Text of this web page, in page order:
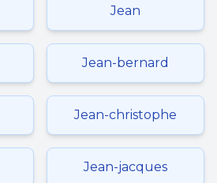
Jean
Jean-bernard
Jean-christophe
Jean-jacques